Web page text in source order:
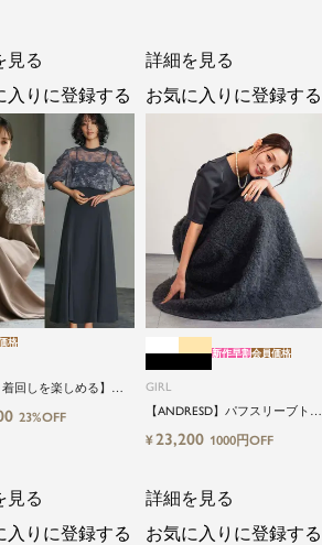
着回しを楽しめる】
さん向け】【～4Lサイ
ブラウス&マーメイド
格
23%OFF
見る
入りに登録する
GIRL
【ANDRESD】パフスリーブトッ
プス＆ボリュームスカートセッ
トアップパーティードレス
新作早割会員価格
¥23,200 1000円OFF
詳細を見る
お気に入りに登録する
見る
入りに登録する
詳細を見る
お気に入りに登録する